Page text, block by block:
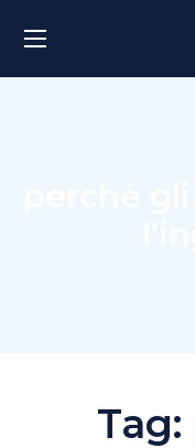
Tag: